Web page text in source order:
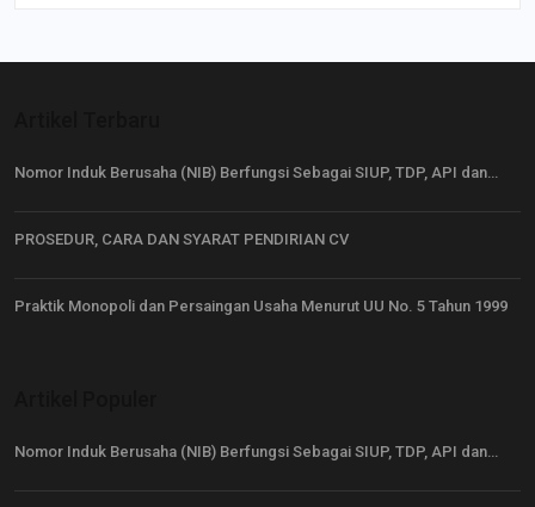
Nomor Induk Berusaha (NIB) Berfungsi Sebagai SIUP, TDP, API dan…
PROSEDUR, CARA DAN SYARAT PENDIRIAN CV
Praktik Monopoli dan Persaingan Usaha Menurut UU No. 5 Tahun 1999
Nomor Induk Berusaha (NIB) Berfungsi Sebagai SIUP, TDP, API dan…